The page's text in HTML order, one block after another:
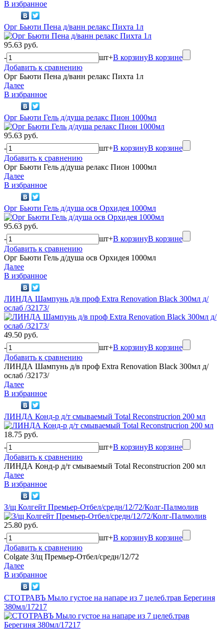
В избранное
Орг Бьюти Пена д/ванн релакс Пихта 1л
95.63 руб.
-
шт+В корзинуВ корзине
Добавить к сравнению
Орг Бьюти Пена д/ванн релакс Пихта 1л
Далее
В избранное
Орг Бьюти Гель д/душа релакс Пион 1000мл
95.63 руб.
-
шт+В корзинуВ корзине
Добавить к сравнению
Орг Бьюти Гель д/душа релакс Пион 1000мл
Далее
В избранное
Орг Бьюти Гель д/душа осв Орхидея 1000мл
95.63 руб.
-
шт+В корзинуВ корзине
Добавить к сравнению
Орг Бьюти Гель д/душа осв Орхидея 1000мл
Далее
В избранное
ЛИНДА Шампунь д/в проф Extra Renovation Black 300мл д/
ослаб /32173/
49.50 руб.
-
шт+В корзинуВ корзине
Добавить к сравнению
ЛИНДА Шампунь д/в проф Extra Renovation Black 300мл д/
ослаб /32173/
Далее
В избранное
ЛИНДА Конд-р д/т смываемый Total Reconstrucrion 200 мл
18.75 руб.
-
шт+В корзинуВ корзине
Добавить к сравнению
ЛИНДА Конд-р д/т смываемый Total Reconstrucrion 200 мл
Далее
В избранное
З/щ Колгейт Премьер-Отбел/средн/12/72/Колг-Палмолив
25.80 руб.
-
шт+В корзинуВ корзине
Добавить к сравнению
Colgate З/щ Премьер-Отбел/средн/12/72
Далее
В избранное
СТОТРАВЪ Мыло густое на напаре из 7 целеб.трав Берегиня
380мл/17217